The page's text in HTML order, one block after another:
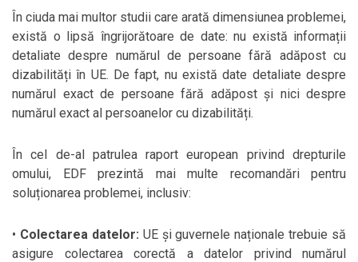
În ciuda mai multor studii care arată dimensiunea problemei,
există o lipsă îngrijorătoare de date: nu există informații
detaliate despre numărul de persoane fără adăpost cu
dizabilități în UE. De fapt, nu există date detaliate despre
numărul exact de persoane fără adăpost și nici despre
numărul exact al persoanelor cu dizabilități.
În cel de-al patrulea raport european privind drepturile
omului, EDF prezintă mai multe recomandări pentru
soluționarea problemei, inclusiv:
• Colectarea datelor: UE și guvernele naționale trebuie să
asigure colectarea corectă a datelor privind numărul